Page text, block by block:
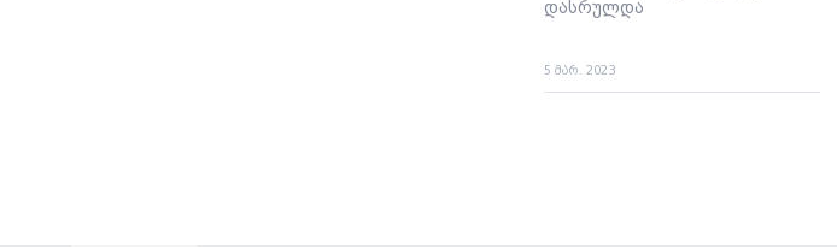
დასრულდა
5 მარ. 2023